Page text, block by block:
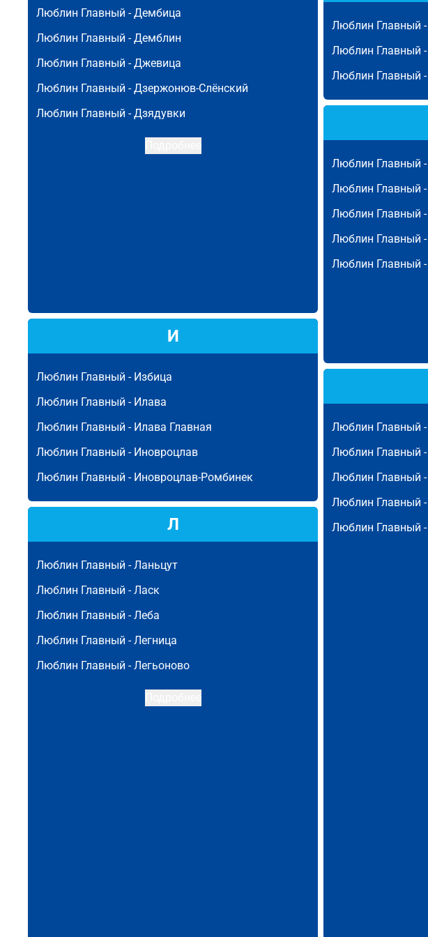
Люблин Главный -Дембица
Люблин Главный -Демблин
Люблин Главный -Джевица
Люблин Главный -Дзержонюв-Слёнский
Люблин Главный -Дзядувки
Люблин Главный -
Люблин Главный -
Люблин Главный -
Люблин Главный -
Люблин Главный -
Люблин Главный -
Люблин Главный -
Люблин Главный -
И
Люблин Главный - Избица
Люблин Главный - Илава
Люблин Главный - Илава Главная
Люблин Главный - Иновроцлав
Люблин Главный - Иновроцлав-Ромбинек
Люблин Главный -
Люблин Главный -
Люблин Главный -
Люблин Главный -
Люблин Главный -
Л
Люблин Главный -Ланьцут
Люблин Главный -Ласк
Люблин Главный -Леба
Люблин Главный -Легница
Люблин Главный -Легьоново